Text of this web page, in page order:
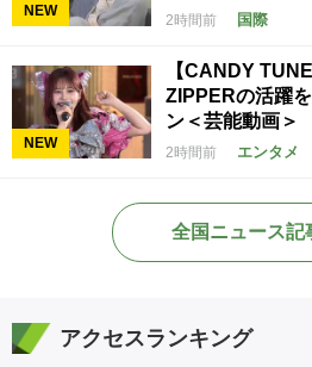
NEW
2時間前 国際
NEW
【CANDY
ZIPPERの活躍
ン＜芸能動画＞
2時間前 エンタメ
全国ニュース記
アクセスランキング